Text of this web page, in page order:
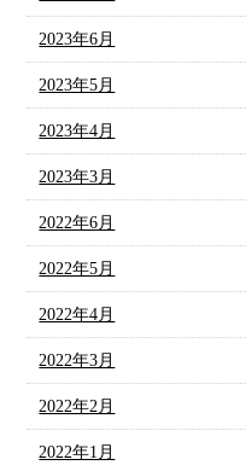
2023年6月
2023年5月
2023年4月
2023年3月
2022年6月
2022年5月
2022年4月
2022年3月
2022年2月
2022年1月